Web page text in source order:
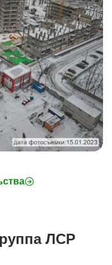
ЛСР